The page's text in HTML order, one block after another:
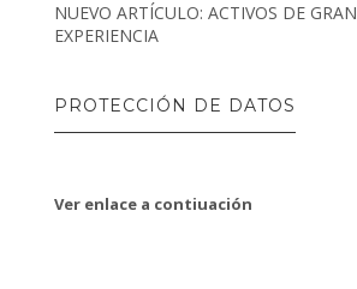
NUEVO ARTÍCULO: ACTIVOS DE GRAN
EXPERIENCIA
PROTECCIÓN DE DATOS
Ver enlace a contiuación